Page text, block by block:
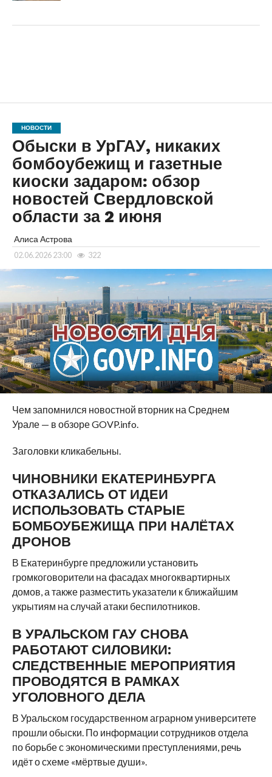
НОВОСТИ
Обыски в УрГАУ, никаких
бомбоубежищ и газетные
киоски задаром: обзор
новостей Свердловской
области за 2 июня
Алиса Астрова
02.06.2026 23:00 322
Чем запомнился новостной вторник на Среднем
Урале — в обзоре GOVP.info.
Заголовки кликабельны.
ЧИНОВНИКИ ЕКАТЕРИНБУРГА
ОТКАЗАЛИСЬ ОТ ИДЕИ
ИСПОЛЬЗОВАТЬ СТАРЫЕ
БОМБОУБЕЖИЩА ПРИ НАЛЁТАХ
ДРОНОВ
В Екатеринбурге предложили установить
громкоговорители на фасадах многоквартирных
домов, а также разместить указатели к ближайшим
укрытиям на случай атаки беспилотников.
В УРАЛЬСКОМ ГАУ СНОВА
РАБОТАЮТ СИЛОВИКИ:
СЛЕДСТВЕННЫЕ МЕРОПРИЯТИЯ
ПРОВОДЯТСЯ В РАМКАХ
УГОЛОВНОГО ДЕЛА
В Уральском государственном аграрном университете
прошли обыски. По информации сотрудников отдела
по борьбе с экономическими преступлениями, речь
идёт о схеме «мёртвые души».